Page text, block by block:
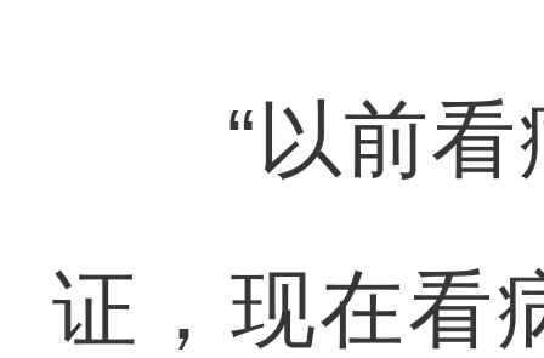
“以前看
证，现在看